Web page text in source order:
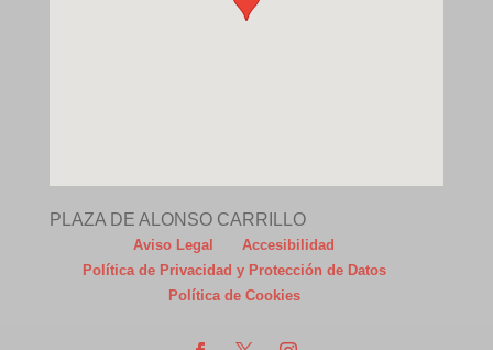
PLAZA DE ALONSO CARRILLO
Aviso Legal
Accesibilidad
Política de Privacidad y Protección de Datos
Política de Cookies